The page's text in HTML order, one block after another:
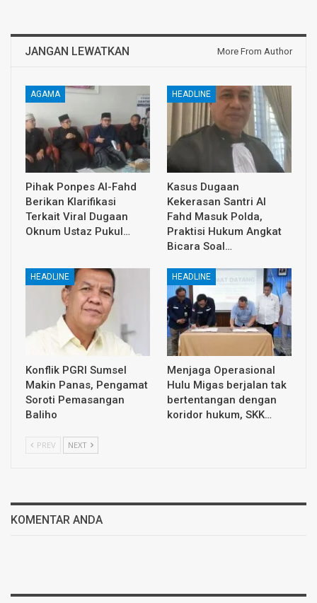
JANGAN LEWATKAN More From Author
AGAMA
Pihak Ponpes Al-Fahd
Berikan Klarifikasi
Terkait Viral Dugaan
Oknum Ustaz Pukul…
HEADLINE
Kasus Dugaan
Kekerasan Santri Al
Fahd Masuk Polda,
Praktisi Hukum Angkat
Bicara Soal…
HEADLINE
Konflik PGRI Sumsel
Makin Panas, Pengamat
Soroti Pemasangan
Baliho
HEADLINE
Menjaga Operasional
Hulu Migas berjalan tak
bertentangan dengan
koridor hukum, SKK…
PREV NEXT
KOMENTAR ANDA